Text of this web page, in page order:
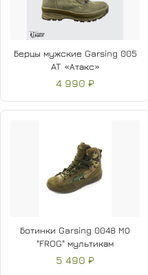
Берцы мужские Garsing 005
AT «Атакс»
4 990 ₽
Ботинки Garsing 0048 МО
"FROG" мультикам
5 490 ₽